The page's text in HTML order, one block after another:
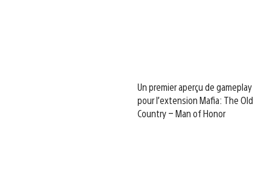
Un premier aperçu de gameplay
pour l’extension Mafia: The Old
Country – Man of Honor